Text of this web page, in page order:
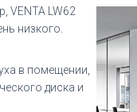
VENTA LW62
низкого.
в помещении,
диска и